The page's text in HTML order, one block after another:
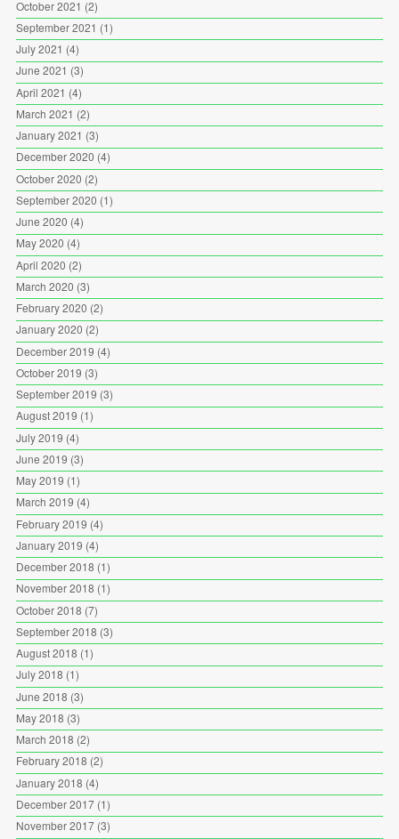
October 2021 (2)
September 2021 (1)
July 2021 (4)
June 2021 (3)
April 2021 (4)
March 2021 (2)
January 2021 (3)
December 2020 (4)
October 2020 (2)
September 2020 (1)
June 2020 (4)
May 2020 (4)
April 2020 (2)
March 2020 (3)
February 2020 (2)
January 2020 (2)
December 2019 (4)
October 2019 (3)
September 2019 (3)
August 2019 (1)
July 2019 (4)
June 2019 (3)
May 2019 (1)
March 2019 (4)
February 2019 (4)
January 2019 (4)
December 2018 (1)
November 2018 (1)
October 2018 (7)
September 2018 (3)
August 2018 (1)
July 2018 (1)
June 2018 (3)
May 2018 (3)
March 2018 (2)
February 2018 (2)
January 2018 (4)
December 2017(1)
November 2017(3)